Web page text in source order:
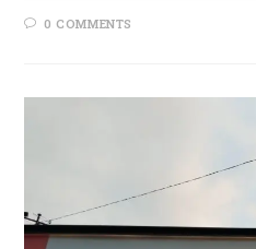
0 COMMENTS